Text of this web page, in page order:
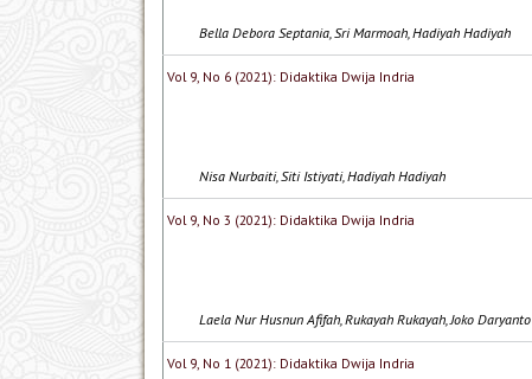
Bella Debora Septania, Sri Marmoah, Hadiyah Hadiyah
Vol 9, No 6 (2021): Didaktika Dwija Indria
Nisa Nurbaiti, Siti Istiyati, Hadiyah Hadiyah
Vol 9, No 3 (2021): Didaktika Dwija Indria
Laela Nur Husnun Afifah, Rukayah Rukayah, Joko Daryanto
Vol 9, No 1 (2021): Didaktika Dwija Indria